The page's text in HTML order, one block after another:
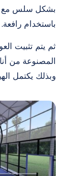
باستخدام رافعة.
المصنوعة من
وبذلك يكتمل